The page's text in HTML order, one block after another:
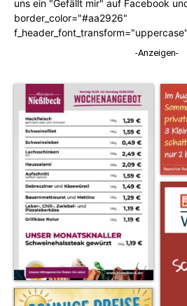
uns ein "Gefällt mir" auf Facebook
border_color="#aa2926"
-Anzeigen-